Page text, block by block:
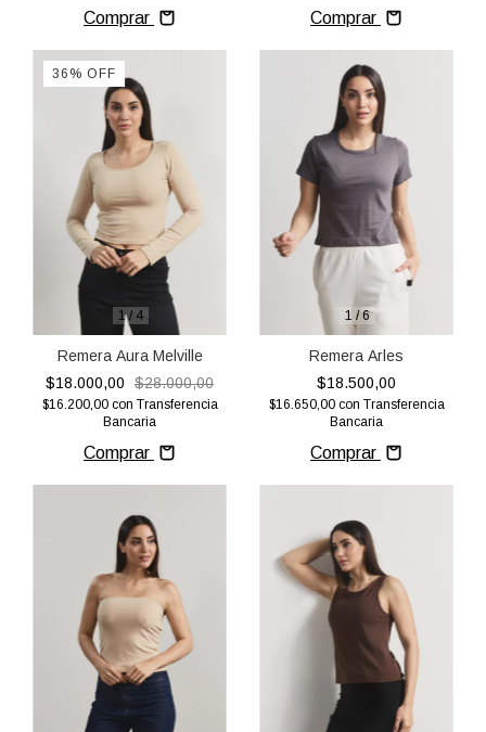
Comprar Comprar
1/ 4
36 % OFF
Remera Aura Melville
$18.000,00
$28.000,00
$16.200,00 con Transferencia
Bancaria
Comprar
1 /6
Remera Arles
$18.500,00
$16.650,00 con Transferencia
Bancaria
Comprar